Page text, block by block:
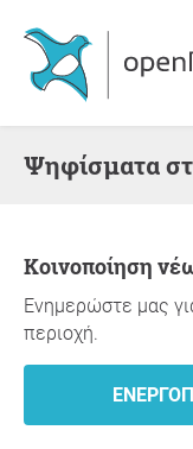
Ψηφίσματα
Κοινοποίηση
Ενημερώστε μας
περιοχή.